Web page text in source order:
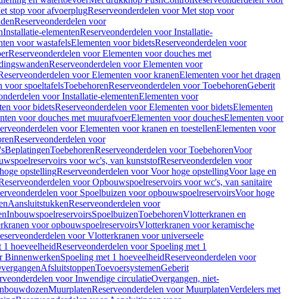
stop voor afvoerplugReserveonderdelen voor Met stop voor
Reserveonderdelen voor
Installatie-elementenReserveonderdelen voor Installatie-
voor wastafelsElementen voor bidetsReserveonderdelen voor
Reserveonderdelen voor Elementen voor douches met
Reserveonderdelen voor Elementen voor
voor Elementen voor kranenElementen voor het dragen
voor spoeltafelsToebehorenReserveonderdelen voor ToebehorenGeberit
voor Installatie-elementenElementen voor
voor bidetsReserveonderdelen voor Elementen voor bidetsElementen
voor douches met muurafvoerElementen voor douchesElementen voor
voor Elementen voor kranen en toestellenElementen voor
Reserveonderdelen voor
BeplatingenToebehorenReserveonderdelen voor ToebehorenVoor
voor wc's, van kunststofReserveonderdelen voor
opstellingReserveonderdelen voor Voor hoge opstellingVoor lage en
voor Opbouwspoelreservoirs voor wc's, van sanitaire
voor Spoelbuizen voor opbouwspoelreservoirsVoor hoge
AansluitstukkenReserveonderdelen voor
InbouwspoelreservoirsSpoelbuizenToebehorenVlotterkranen en
voor opbouwspoelreservoirsVlotterkranen voor keramische
voor Vlotterkranen voor universeele
1 hoeveelheidReserveonderdelen voor Spoeling met 1
BinnenwerkenSpoeling met 1 hoeveelheidReserveonderdelen voor
AfsluitstoppenToevoersystemenGeberit
voor Inwendige circulatieOvergangen, niet-
MuurplatenReserveonderdelen voor MuurplatenVerdelers met